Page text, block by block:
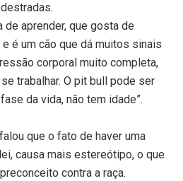
de aprender, que gosta de
é um cão que dá muitos sinais
corporal muito completa,
trabalhar. O pit bull pode ser
da vida, não tem idade”.
que o fato de haver uma
causa mais estereótipo, o que
contra a raça.